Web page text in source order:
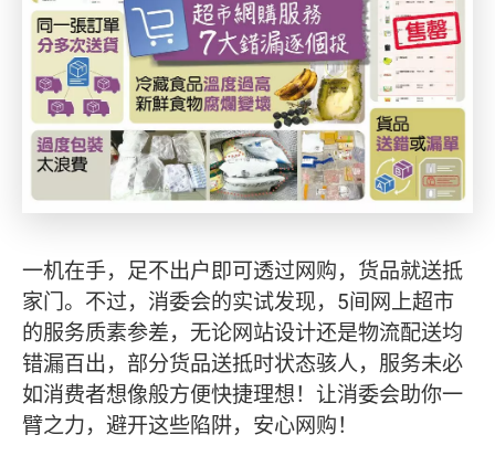
一机在手，足不出户即可透过网购，货品就送抵
家门。不过，消委会的实试发现，5间网上超市
的服务质素参差，无论网站设计还是物流配送均
错漏百出，部分货品送抵时状态骇人，服务未必
如消费者想像般方便快捷理想！让消委会助你一
臂之力，避开这些陷阱，安心网购！